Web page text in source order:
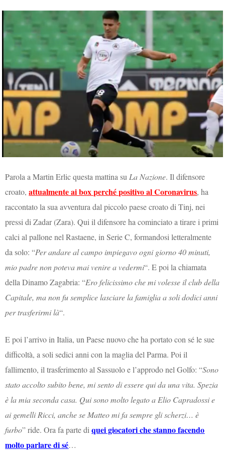
Parola a Martin Erlic questa mattina su La Nazione. Il difensore
croato,attualmente ai box perché positivo al Coronavirus, ha
raccontato la sua avventura dal piccolo paese croato di Tinj, nei
pressi di Zadar (Zara). Qui il difensore ha cominciato a tirare i primi
calci al pallone nel Rastaene, in Serie C, formandosi letteralmente
da solo: “Per andare al campo impiegavo ogni giorno 40 minuti,
mio padre non poteva mai venire a vedermi“. E poi la chiamata
della Dinamo Zagabria: “Ero felicissimo che mi volesse il club della
Capitale, ma non fu semplice lasciare la famiglia a soli dodici anni
per trasferirmi là“.
E poi l’arrivo in Italia, un Paese nuovo che ha portato con sé le sue
difficoltà, a soli sedici anni con la maglia del Parma. Poi il
fallimento, il trasferimento al Sassuolo e l’approdo nel Golfo: “Sono
stato accolto subito bene, mi sento di essere qui da una vita. Spezia
è la mia seconda casa. Qui sono molto legato a Elio Capradossi e
ai gemelli Ricci, anche se Matteo mi fa sempre gli scherzi… è
furbo” ride. Ora fa parte diquei giocatori che stanno facendo
molto parlare di sé…